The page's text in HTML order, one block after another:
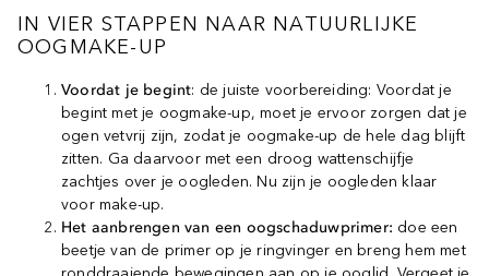
IN VIER STAPPEN NAAR NATUURLIJKE
OOGMAKE-UP
Voordat je begint: de juiste voorbereiding: Voordat je
begint met je oogmake-up, moet je ervoor zorgen dat je
ogen vetvrij zijn, zodat je oogmake-up de hele dag blijft
zitten. Ga daarvoor met een droog wattenschijfje
zachtjes over je oogleden. Nu zijn je oogleden klaar
voor make-up.
Het aanbrengen van een oogschaduwprimer: doe een
beetje van de primer op je ringvinger en breng hem met